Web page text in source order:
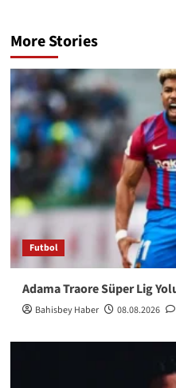
More Stories
Futbol
Adama Traore Süper Lig
Bahisbey Haber 08.08.2026